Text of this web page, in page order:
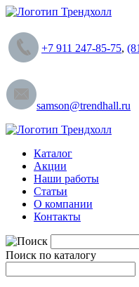
+7 911 247-85-75,
samson@trendhall.ru
Каталог
Акции
Наши работы
Статьи
О компании
Контакты
Поиск по каталогу